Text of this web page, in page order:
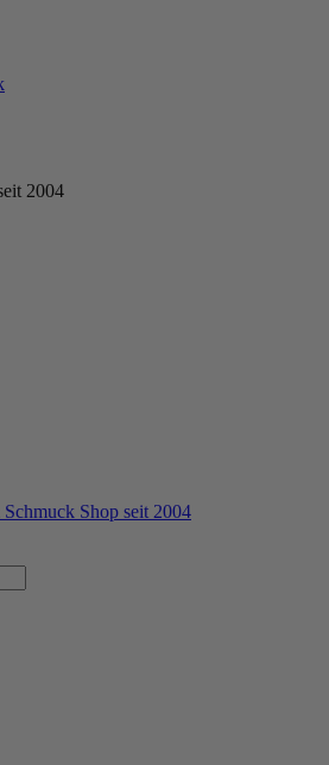
2004